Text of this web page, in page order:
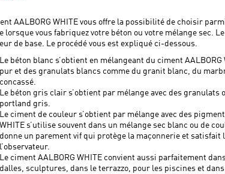
AALBORG WHITE vous offre la possibilité de choisir
lorsque vous fabriquez votre béton ou votre mélange sec.
de base. Le procédé vous est expliqué ci-dessous.
Le béton blanc s’obtient en mélangeant du ciment
pur et des granulats blancs comme du granit blanc, du
concassé.
Le béton gris clair s’obtient par mélange avec des
portland gris.
Le ciment de couleur s’obtient par mélange avec des
WHITE s’utilise souvent dans un mélange sec blanc ou de
donne un parement vif qui protège la maçonnerie et satisfait
l’observateur.
Le ciment AALBORG WHITE convient aussi parfaitement
dalles, sculptures, dans le terrazzo, pour les piscines et